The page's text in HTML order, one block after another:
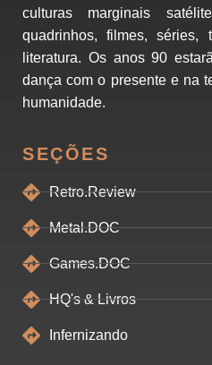
culturas marginais
quadrinhos, filmes, séries,
literatura. Os anos 90
dança com o presente e na
humanidade.
SEÇÕES
Retro.Review
Metal.DOC
Games.DOC
HQ's & Livros
Infernizando